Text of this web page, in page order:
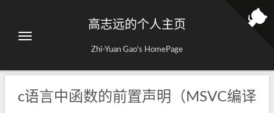
高志远的个人主页
Zhi-Yuan Gao's HomePage
c语言中函数的前置声明（MSVC编译